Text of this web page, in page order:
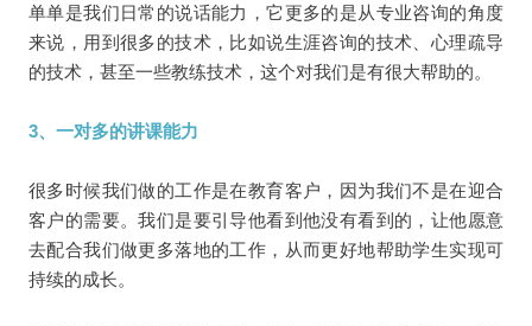
单单是我们日常的说话能力，它更多的是从专业咨询的角度
来说，用到很多的技术，比如说生涯咨询的技术、心理疏导
的技术，甚至一些教练技术，这个对我们是有很大帮助的。
3、一对多的讲课能力
很多时候我们做的工作是在教育客户，因为我们不是在迎合
客户的需要。我们是要引导他看到他没有看到的，让他愿意
去配合我们做更多落地的工作，从而更好地帮助学生实现可
持续的成长。